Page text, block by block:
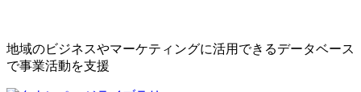
地域のビジネスやマーケティングに活用できるデータベース
で事業活動を支援